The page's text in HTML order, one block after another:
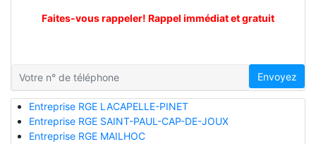
Faites-vous rappeler! Rappel immédiat et gratuit
Envoyez
Entreprise RGE LACAPELLE-PINET
Entreprise RGE SAINT-PAUL-CAP-DE-JOUX
Entreprise RGE MAILHOC